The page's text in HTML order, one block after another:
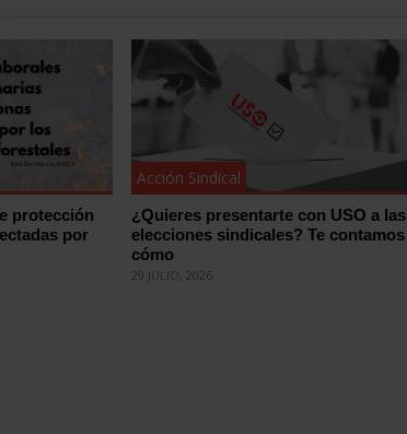
protección
por
Acción Sindical
¿Quieres presentarte con USO a las
elecciones sindicales? Te contamos
cómo
29 JULIO, 2026